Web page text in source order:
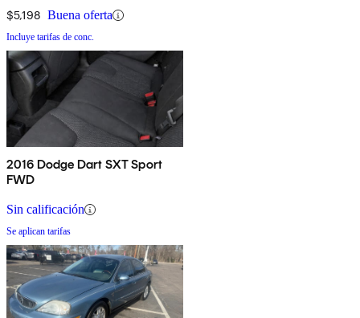
$5,198 Buena oferta
Incluye tarifas de conc.
2016 Dodge Dart SXT Sport
FWD
Sin calificación
Se aplican tarifas